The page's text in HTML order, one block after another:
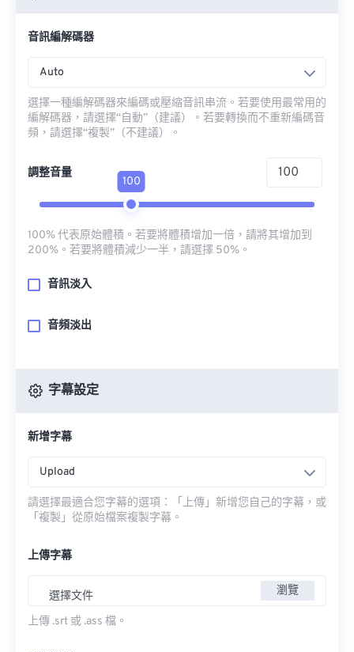
音訊編解碼器
Auto
選擇一種編解碼器來編碼或壓縮音訊串流。若要使用最常用的
編解碼器，請選擇“自動”（建議）。若要轉換而不重新編碼音
頻，請選擇“複製”（不建議）。
調整音量
100
100% 代表原始體積。若要將體積增加一倍，請將其增加到
200%。若要將體積減少一半，請選擇 50%。
音訊淡入
音頻淡出
字幕設定
新增字幕
Upload
請選擇最適合您字幕的選項：「上傳」新增您自己的字幕，或
「複製」從原始檔案複製字幕。
上傳字幕
選擇文件 瀏覽
上傳 .srt 或 .ass 檔。